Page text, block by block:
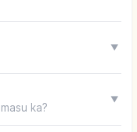
▼
ka?
▼